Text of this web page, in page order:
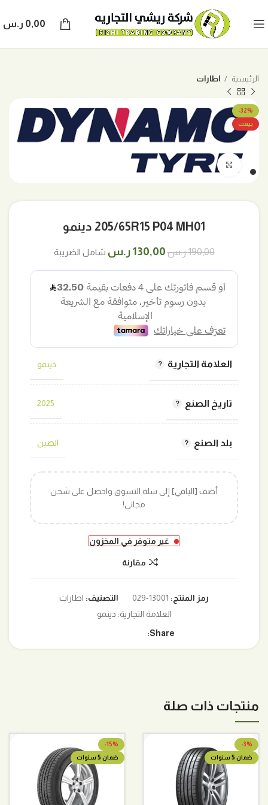
0,00 ر.س
الرئيسية اطارات
-32%
بيعت
اضغط للتكبير
205/65R15 P04 MH01 دينمو
190,00ر.سالسعر
190,00 ر.س.
130,00 ر.س السعر
130,00 ر.س.
شامل الضريبة
العلامة التجارية دينمو
تاريخ الصنع 2025
بلد الصنع الصين
أضف [الباقي] إلى سلة التسوق واحصل على شحن
مجاني!
غير متوفر في المخزون
مقارنة
رمز المنتج: 13001-029 التصنيف: اطارات
العلامة التجارية: دينمو
Share:
منتجات ذات صلة
-3%
ضمان 5 سنوات
-15%
ضمان 5 سنوات